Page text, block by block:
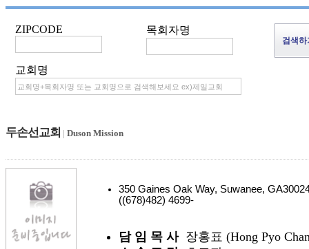
ZIPCODE 목회자명
교회명
두손선교회 | Duson Mission
350 Gaines Oak Way, Suwanee,
((678)482) 4699-
담 임 목 사 장홍표 (Hong Pyo